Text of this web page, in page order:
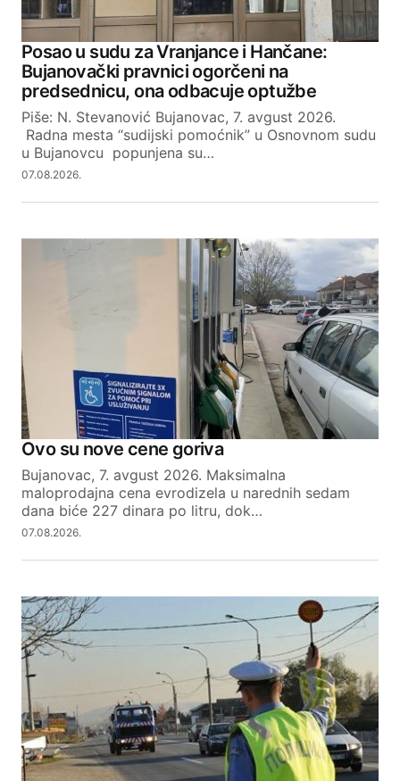
Posao u sudu za Vranjance i Hančane:
Bujanovački pravnici ogorčeni na
predsednicu, ona odbacuje optužbe
Piše: N. Stevanović Bujanovac, 7. avgust 2026.
Radna mesta “sudijski pomoćnik” u Osnovnom sudu
u Bujanovcu popunjena su…
07.08.2026.
Ovo su nove cene goriva
Bujanovac, 7. avgust 2026. Maksimalna
maloprodajna cena evrodizela u narednih sedam
dana biće 227 dinara po litru, dok…
07.08.2026.